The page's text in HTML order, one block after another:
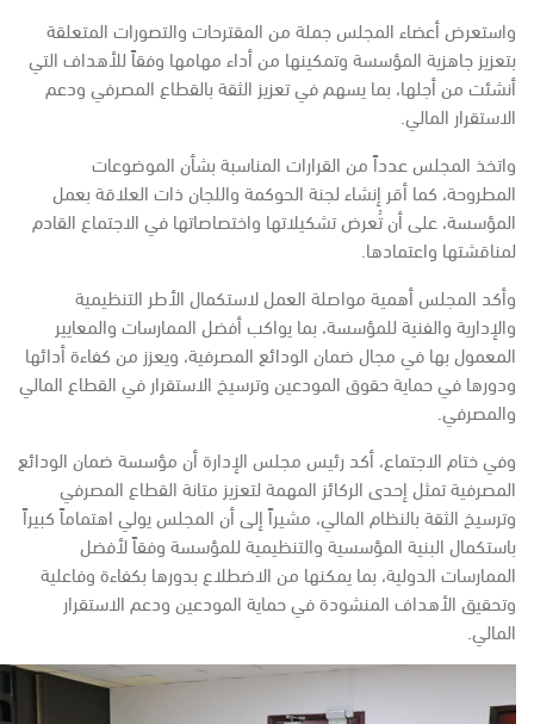
واستعرض أعضاء المجلس جملة من المقترحات والتصورات المتعلقة
بتعزيز جاهزية المؤسسة وتمكينها من أداء مهامها وفقاً للأهداف التي
أنشئت من أجلها، بما يسهم في تعزيز الثقة بالقطاع المصرفي ودعم
الاستقرار المالي.
واتخذ المجلس عدداً من القرارات المناسبة بشأن الموضوعات
المطروحة، كما أقر إنشاء لجنة الحوكمة واللجان ذات العلاقة بعمل
المؤسسة، على أن تُعرض تشكيلاتها واختصاصاتها في الاجتماع القادم
لمناقشتها واعتمادها.
وأكد المجلس أهمية مواصلة العمل لاستكمال الأطر التنظيمية
والإدارية والفنية للمؤسسة، بما يواكب أفضل الممارسات والمعايير
المعمول بها في مجال ضمان الودائع المصرفية، ويعزز من كفاءة أدائها
ودورها في حماية حقوق المودعين وترسيخ الاستقرار في القطاع المالي
والمصرفي.
وفي ختام الاجتماع، أكد رئيس مجلس الإدارة أن مؤسسة ضمان الودائع
المصرفية تمثل إحدى الركائز المهمة لتعزيز متانة القطاع المصرفي
وترسيخ الثقة بالنظام المالي، مشيراً إلى أن المجلس يولي اهتماماً كبيراً
باستكمال البنية المؤسسية والتنظيمية للمؤسسة وفقاً لأفضل
الممارسات الدولية، بما يمكنها من الاضطلاع بدورها بكفاءة وفاعلية
وتحقيق الأهداف المنشودة في حماية المودعين ودعم الاستقرار
المالي.